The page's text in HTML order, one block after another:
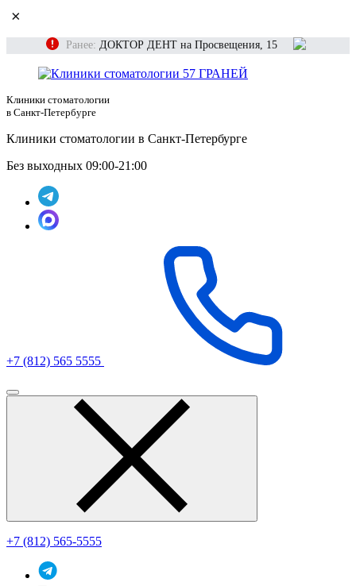
×
Ранее: ДОКТОР ДЕНТ на Просвещения, 15
Клиники стоматологии
в Санкт-Петербурге
Клиники стоматологии в Санкт-Петербурге
Без выходных 09:00-21:00
+7 (812) 565 5555
+7 (812) 565-5555